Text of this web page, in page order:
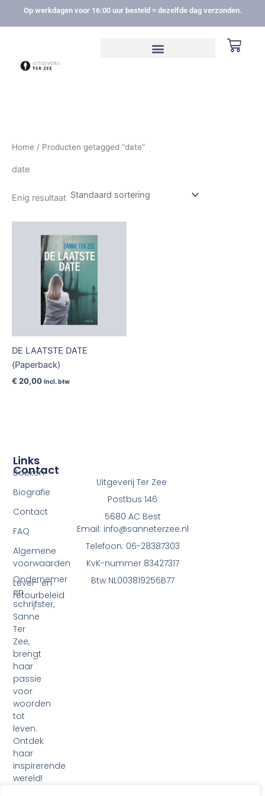
Op werkdagen voor 16:00 uur besteld = dezelfde dag verzonden.
Home / Producten getagged “date”
date
Enig resultaat
DE LAATSTE DATE
(Paperback)
€ 20,00 Incl. btw
Ondernemer
en
schrijfster,
Sanne
Ter
Zee,
brengt
haar
passie
voor
woorden
tot
leven.
Ontdek
haar
inspirerende
wereld!
Links
Boeken
Biografie
Contact
FAQ
Algemene
voorwaarden
Lever- en
retourbeleid
Contact
Uitgeverij Ter Zee
Postbus 146
5680 AC Best
Email: info@sanneterzee.nl
Telefoon: 06-28387303
KvK-nummer 83427317
Btw NL003819256B77